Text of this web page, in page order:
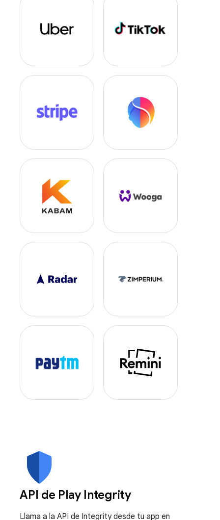
API de Play Integrity
Llama a la API de Integrity desde tu app en